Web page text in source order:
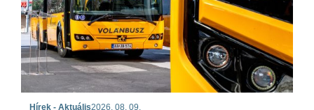
Hírek - Aktuális2026. 08. 09.